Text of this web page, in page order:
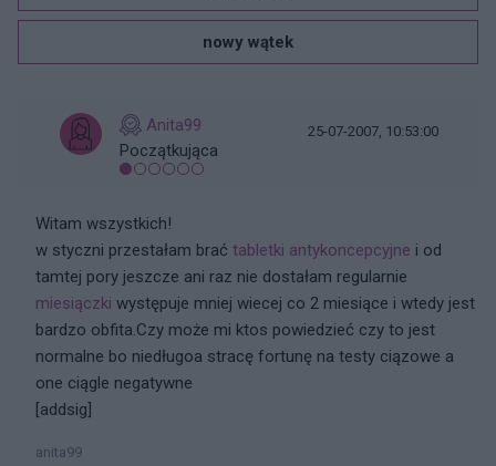
nowy wątek
Anita99
Początkująca
25-07-2007, 10:53:00
Witam wszystkich!
w styczni przestałam brać tabletki antykoncepcyjne i od
tamtej pory jeszcze ani raz nie dostałam regularnie
miesiączki występuje mniej wiecej co 2 miesiące i wtedy jest
bardzo obfita.Czy może mi ktos powiedzieć czy to jest
normalne bo niedługoa stracę fortunę na testy ciązowe a
one ciągle negatywne
[addsig]
anita99